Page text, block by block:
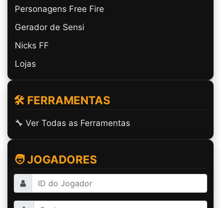
Personagens Free Fire
Gerador de Sensi
Nicks FF
Lojas
🛠️ FERRAMENTAS
🔧 Ver Todas as Ferramentas
🧑 JOGADORES